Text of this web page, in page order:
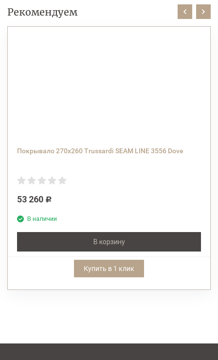
Рекомендуем
Покрывало 270x260 Trussardi SEAM LINE 3556 Dove
53 260 Р
В наличии
В корзину
Купить в 1 клик